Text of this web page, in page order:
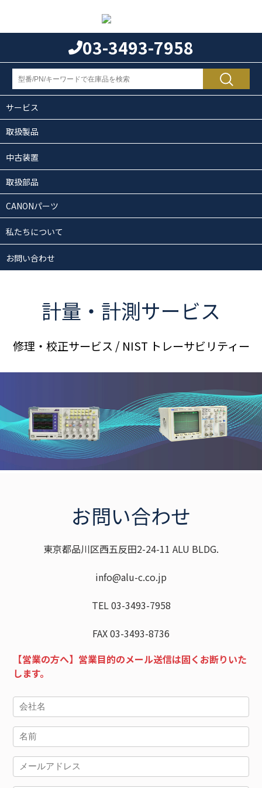
03-3493-7958
サービス
取扱製品
中古装置
取扱部品
CANONパーツ
私たちについて
お問い合わせ
計量・計測サービス
修理・校正サービス / NIST トレーサビリティー
お問い合わせ
東京都品川区西五反田2-24-11 ALU BLDG.
info@alu-c.co.jp
TEL 03-3493-7958
FAX 03-3493-8736
【営業の方へ】営業目的のメール送信は固くお断りいた
します。